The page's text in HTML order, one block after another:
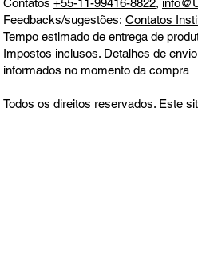
04561-004
Contatos+55-11-99416-8822,
Feedbacks/sugestões:Contatos
Tempo estimado de entrega de
informados no momento da compra